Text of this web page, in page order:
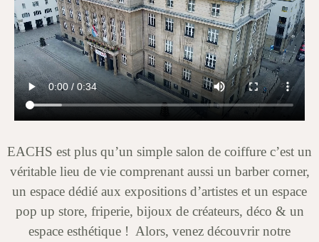
EACHS est plus qu’un simple salon de coiffure c’est un
véritable lieu de vie comprenant aussi un barber corner,
un espace dédié aux expositions d’artistes et un espace
pop up store, friperie, bijoux de créateurs, déco & un
espace esthétique ! Alors, venez découvrir notre